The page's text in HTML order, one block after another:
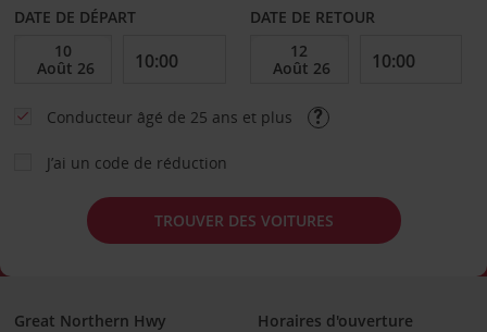
DATE DE DÉPART DATE DE RETOUR
Conducteur âgé de 25 ans et plus
J’ai un code de réduction
TROUVER DES VOITURES
Great Northern Hwy
Horaires d'ouverture